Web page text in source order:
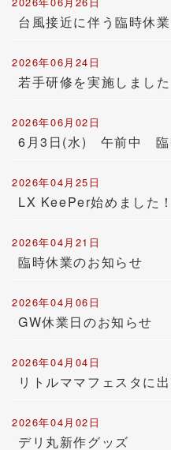
台風接近に伴う臨時休
2026年06月24日
若手研修を実施しました
2026年06月02日
6月3日(水) 午前中 臨
2026年04月25日
LX KeePer始めました！
2026年04月21日
臨時休業のお知らせ
2026年04月06日
GW休業日のお知らせ
2026年04月04日
リトルママフェスタに
2026年04月02日
デリ丸新作グッズ